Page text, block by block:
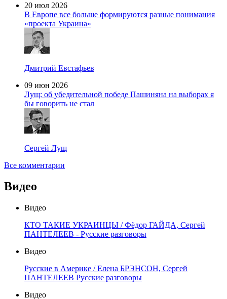
20 июл 2026
В Европе все больше формируются разные понимания
«проекта Украина»
Дмитрий Евстафьев
09 июн 2026
Лущ: об убедительной победе Пашиняна на выборах я
бы говорить не стал
Сергей Лущ
Все комментарии
Видео
Видео
КТО ТАКИЕ УКРАИНЦЫ / Фёдор ГАЙДА, Сергей
ПАНТЕЛЕЕВ - Русские разговоры
Видео
Русские в Америке / Елена БРЭНСОН, Сергей
ПАНТЕЛЕЕВ Русские разговоры
Видео